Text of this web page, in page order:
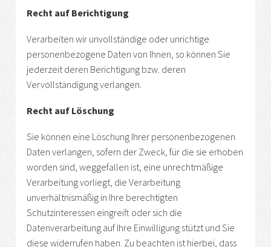
Recht auf Berichtigung
Verarbeiten wir unvollständige oder unrichtige
personenbezogene Daten von Ihnen, so können Sie
jederzeit deren Berichtigung bzw. deren
Vervollständigung verlangen.
Recht auf Löschung
Sie können eine Löschung Ihrer personenbezogenen
Daten verlangen, sofern der Zweck, für die sie erhoben
worden sind, weggefallen ist, eine unrechtmäßige
Verarbeitung vorliegt, die Verarbeitung
unverhältnismäßig in Ihre berechtigten
Schutzinteressen eingreift oder sich die
Datenverarbeitung auf Ihre Einwilligung stützt und Sie
diese widerrufen haben. Zu beachten ist hierbei, dass